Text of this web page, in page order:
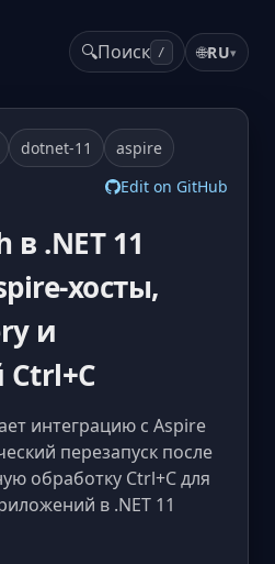
🔍Поиск / 🌐RU▾
dotnet-11
aspire
Edit on GitHub
.NET 11
хосты,
и
интеграцию с Aspire
перезапуск после
обработку Ctrl+C для
в .NET 11